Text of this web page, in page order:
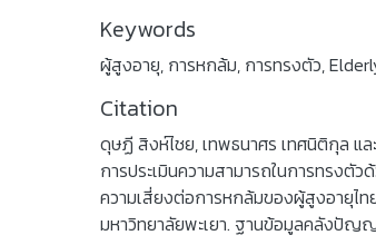
Keywords
ผู้สูงอายุ, การหกล้ม, การทรงตัว,
Citation
ดุษฏี สิงห์ไชย, เทพธนาศร เทศนิติกุล แล
การประเมินความสามารถในการทรงตั
ความเสี่ยงต่อการหกล้มของผู้สูงอา
มหาวิทยาลัยพะเยา. ฐานข้อมูลคลังปัญ